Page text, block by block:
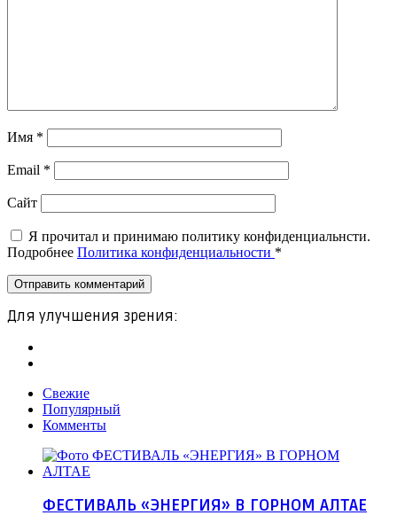
Имя *
Email *
Сайт
Я прочитал и принимаю политику конфиденциальнсти.
Подробнее Политика конфиденциальности *
Для улучшения зрения:
Свежие
Популярный
Комменты
ФЕСТИВАЛЬ «ЭНЕРГИЯ» В ГОРНОМ АЛТАЕ